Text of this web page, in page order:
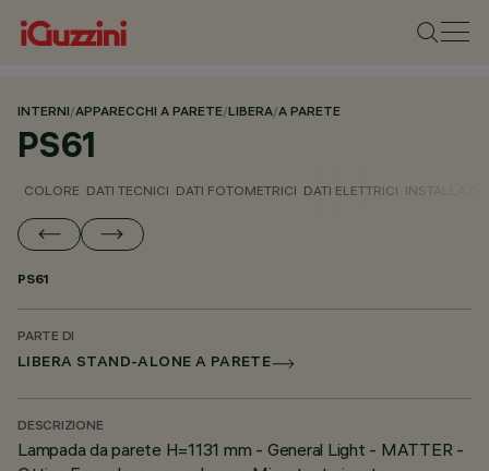
INTERNI/APPARECCHI A PARETE/LIBERA/A PARETE
PS61
COLORE DATI TECNICI DATI FOTOMETRICI DATI ELETTRICI
PS61
PARTE DI
LIBERA STAND-ALONE A PARETE
DESCRIZIONE
Lampada da parete H=1131 mm - General Light - MATTER -